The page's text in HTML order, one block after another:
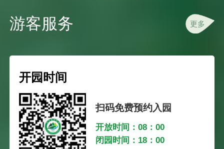
游客服务 更多
开园时间
扫码免费预约入园
开放时间：08：00
闭园时间：18：00